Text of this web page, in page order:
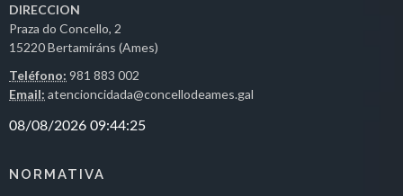
DIRECCION
Praza do Concello, 2
15220 Bertamiráns (Ames)
Teléfono: 981 883 002
Email: atencioncidada@concellodeames.gal
NORMATIVA